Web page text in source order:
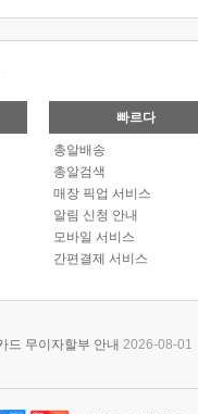
빠르다
총알배송
총알검색
매장 픽업 서비스
알림 신청 안내
모바일 서비스
간편결제 서비스
드 무이자할부 안내 2026-08-01